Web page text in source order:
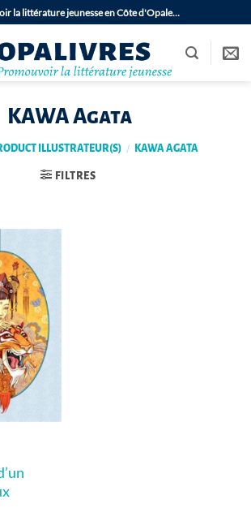
la littérature jeunesse en Côte d'Opale…
KAWA Agata
ILLUSTRATEUR(S) / KAWA AGATA
FILTRES